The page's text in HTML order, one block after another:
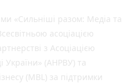
«Сильніші разом: Медіа та
асоціацією
з Асоціацією
України» (АНРВУ) та
(MBL) за підтримки